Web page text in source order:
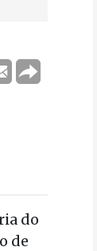
do
de